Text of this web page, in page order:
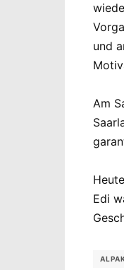
und
Am
Edi